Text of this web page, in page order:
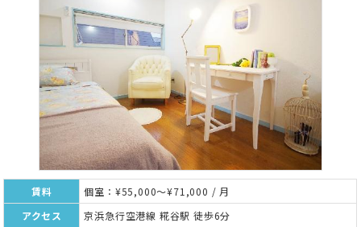
賃料
個室：¥55,000～¥71,000 / 月
アクセス
京浜急行空港線 糀谷駅 徒歩6分